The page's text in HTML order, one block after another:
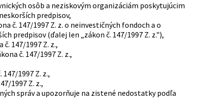
osôb a neziskovým organizáciám poskytujúcim
predpisov,
č. 147/1997 Z. z. o neinvestičných fondoch a o
predpisov (ďalej len „zákon č. 147/1997 Z. z."),
147/1997 Z. z.,
č. 147/1997 Z. z.,
1997 Z. z.,
1997 Z. z.,
správ a upozorňuje na zistené nedostatky podľa